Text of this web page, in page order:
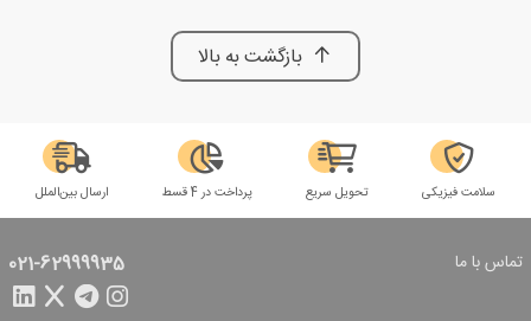
بازگشت به بالا
سلامت فیزیکی تحویل سریع پرداخت در 4 قسط ارسال بین‌الملل
تماس با ما 021-62999935